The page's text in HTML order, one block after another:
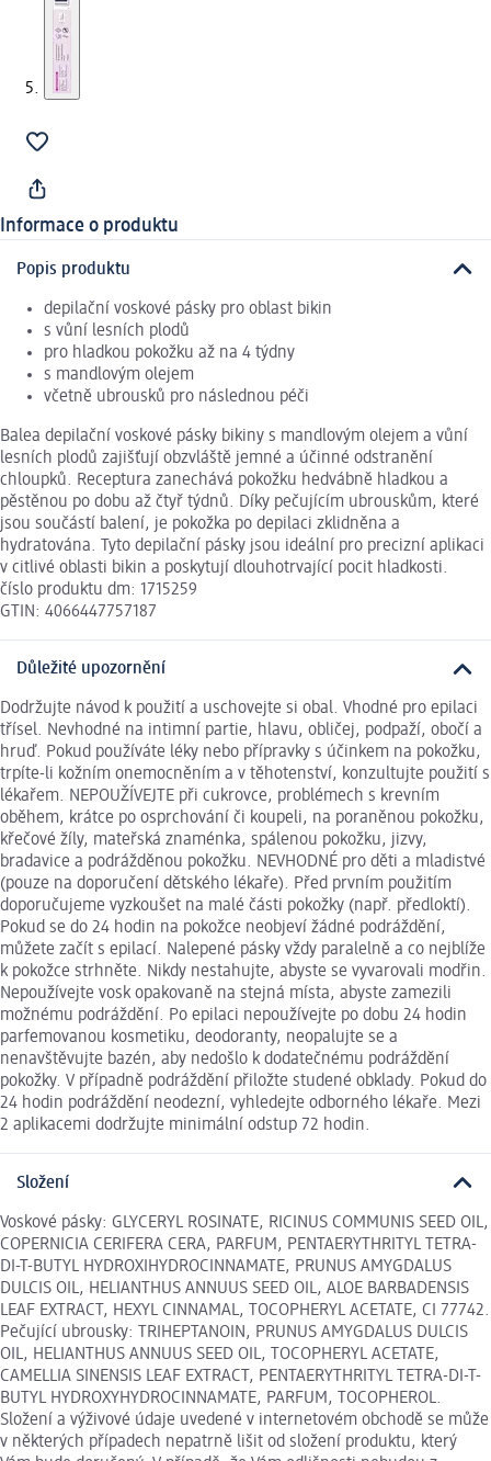
Informace o produktu
Popis produktu
depilační voskové pásky pro oblast bikin
s vůní lesních plodů
pro hladkou pokožku až na 4 týdny
s mandlovým olejem
včetně ubrousků pro následnou péči
Balea depilační voskové pásky bikiny s mandlovým olejem a vůní
lesních plodů zajišťují obzvláště jemné a účinné odstranění
chloupků. Receptura zanechává pokožku hedvábně hladkou a
pěstěnou po dobu až čtyř týdnů. Díky pečujícím ubrouskům, které
jsou součástí balení, je pokožka po depilaci zklidněna a
hydratována. Tyto depilační pásky jsou ideální pro precizní aplikaci
v citlivé oblasti bikin a poskytují dlouhotrvající pocit hladkosti.
číslo produktu dm: 1715259
GTIN: 4066447757187
Důležité upozornění
Dodržujte návod k použití a uschovejte si obal. Vhodné pro epilaci
třísel. Nevhodné na intimní partie, hlavu, obličej, podpaží, obočí a
hruď. Pokud používáte léky nebo přípravky s účinkem na pokožku,
trpíte-li kožním onemocněním a v těhotenství, konzultujte použití s
lékařem. NEPOUŽÍVEJTE při cukrovce, problémech s krevním
oběhem, krátce po osprchování či koupeli, na poraněnou pokožku,
křečové žíly, mateřská znaménka, spálenou pokožku, jizvy,
bradavice a podrážděnou pokožku. NEVHODNÉ pro děti a mladistvé
(pouze na doporučení dětského lékaře). Před prvním použitím
doporučujeme vyzkoušet na malé části pokožky (např. předloktí).
Pokud se do 24 hodin na pokožce neobjeví žádné podráždění,
můžete začít s epilací. Nalepené pásky vždy paralelně a co nejblíže
k pokožce strhněte. Nikdy nestahujte, abyste se vyvarovali modřin.
Nepoužívejte vosk opakovaně na stejná místa, abyste zamezili
možnému podráždění. Po epilaci nepoužívejte po dobu 24 hodin
parfemovanou kosmetiku, deodoranty, neopalujte se a
nenavštěvujte bazén, aby nedošlo k dodatečnému podráždění
pokožky. V případně podráždění přiložte studené obklady. Pokud do
24 hodin podráždění neodezní, vyhledejte odborného lékaře. Mezi
2 aplikacemi dodržujte minimální odstup 72 hodin.
Složení
Voskové pásky: GLYCERYL ROSINATE, RICINUS COMMUNIS SEED OIL,
COPERNICIA CERIFERA CERA, PARFUM, PENTAERYTHRITYL TETRA-
DI-T-BUTYL HYDROXIHYDROCINNAMATE, PRUNUS AMYGDALUS
DULCIS OIL, HELIANTHUS ANNUUS SEED OIL, ALOE BARBADENSIS
LEAF EXTRACT, HEXYL CINNAMAL, TOCOPHERYL ACETATE, CI 77742.
Pečující ubrousky: TRIHEPTANOIN, PRUNUS AMYGDALUS DULCIS
OIL, HELIANTHUS ANNUUS SEED OIL, TOCOPHERYL ACETATE,
CAMELLIA SINENSIS LEAF EXTRACT, PENTAERYTHRITYL TETRA-DI-T-
BUTYL HYDROXYHYDROCINNAMATE, PARFUM, TOCOPHEROL.
Složení a výživové údaje uvedené v internetovém obchodě se může
v některých případech nepatrně lišit od složení produktu, který